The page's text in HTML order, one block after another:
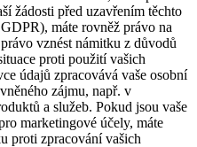
žádosti před uzavřením těchto
máte rovněž právo na
vznést námitku z důvodů
proti použití vašich
údajů zpracovává vaše osobní
zájmu, např. v
a služeb. Pokud jsou vaše
marketingové účely, máte
proti zpracování vašich